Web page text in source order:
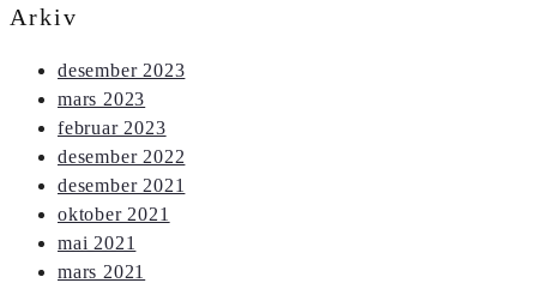
Arkiv
desember 2023
mars 2023
februar 2023
desember 2022
desember 2021
oktober 2021
mai 2021
mars 2021